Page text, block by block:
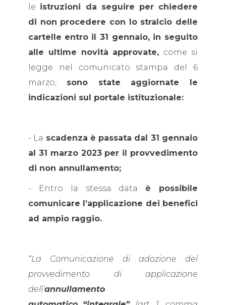
le istruzioni da seguire per chiedere
di non procedere con lo stralcio delle
cartelle entro il 31 gennaio, in seguito
alle ultime novità approvate, come si
legge nel comunicato stampa del 6
marzo, sono state aggiornate le
indicazioni sul portale istituzionale:
- La scadenza è passata dal 31 gennaio
al 31 marzo 2023 per il provvedimento
di non annullamento;
- Entro la stessa data è possibile
comunicare l’applicazione dei benefici
ad ampio raggio.
“La Comunicazione di adozione del
provvedimento di applicazione
dell’annullamento